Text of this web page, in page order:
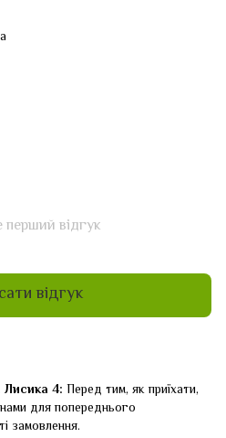
відгук
відгук
Лисика 4: Перед тим, як приїхати,
для попереднього
замовлення.